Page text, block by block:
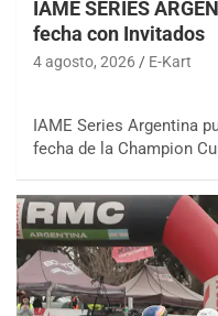
IAME SERIES
fecha con Invitados
4 agosto, 2026 E-Kart
IAME Series Argentina
fecha de la Champion